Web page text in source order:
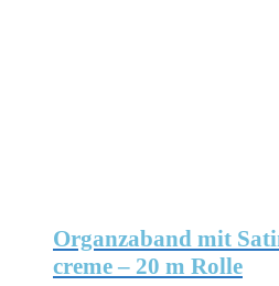
Organzaband mit
creme – 20 m Rolle